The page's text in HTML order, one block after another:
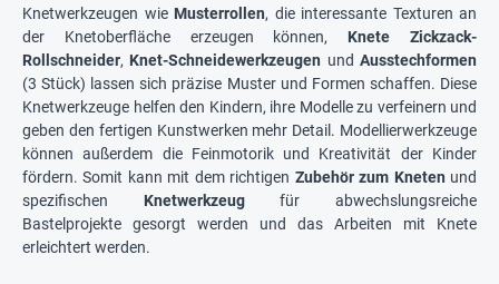
Knetwerkzeugen wie Musterrollen, die interessante Texturen an
der Knetoberfläche erzeugen können, Knete Zickzack-
Rollschneider, Knet-Schneidewerkzeugen undAusstechformen
(3 Stück) lassen sich präzise Muster und Formen schaffen. Diese
Knetwerkzeuge helfen den Kindern, ihre Modelle zu verfeinern und
geben den fertigen Kunstwerken mehr Detail. Modellierwerkzeuge
können außerdem die Feinmotorik und Kreativität der Kinder
fördern. Somit kann mit dem richtigen Zubehör zum Kneten und
spezifischen Knetwerkzeugfür abwechslungsreiche
Bastelprojekte gesorgt werden und das Arbeiten mit Knete
erleichtert werden.